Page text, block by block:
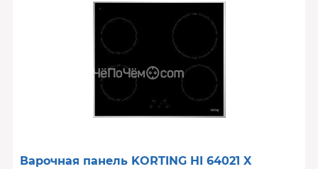
Варочная панель KORTING HI 64021 X